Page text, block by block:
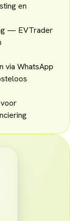
en
— EVTrader
via WhatsApp